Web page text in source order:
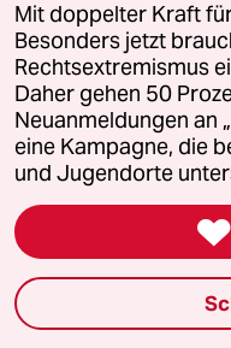
6 Nein zum
taz
Mit doppelter Kraft
Besonders jetzt
Rechtsextremismus
Daher gehen 50
Neuanmeldungen an
eine Kampagne, die
und Jugendorte
